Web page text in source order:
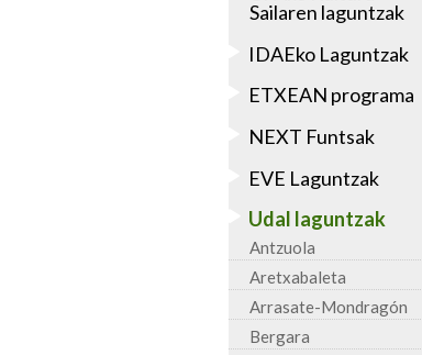
Sailaren laguntzak
IDAEko Laguntzak
ETXEAN programa
NEXT Funtsak
EVE Laguntzak
Udal laguntzak
Antzuola
Aretxabaleta
Arrasate-Mondragón
Bergara